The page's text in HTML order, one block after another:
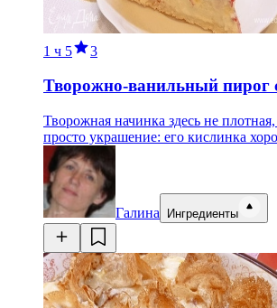
1 ч 5 3
Творожно-ванильный пирог
Творожная начинка здесь не
просто украшение: его кислинка
Галина Ингредиенты